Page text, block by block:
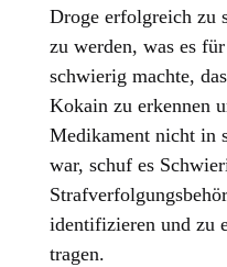
Droge erfolgreich zu
zu werden, was es
schwierig machte,
Kokain zu erkennen
Medikament nicht in
war, schuf es
identifizieren und zu
tragen.